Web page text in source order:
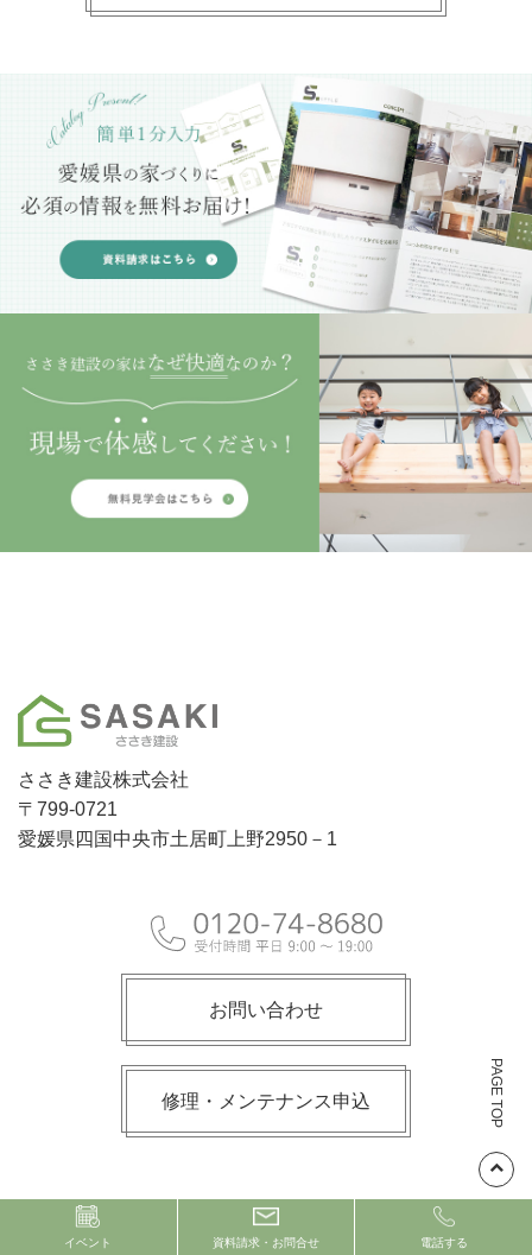
PAGE TOP
ささき建設株式会社
〒799-0721
愛媛県四国中央市土居町上野2950－1
お問い合わせ
修理・メンテナンス申込
© 2021 ささき建設株式会社
イベント 資料請求・お問合せ 電話する